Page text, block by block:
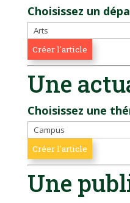
Choisissez un
Une
Choisissez une
Une